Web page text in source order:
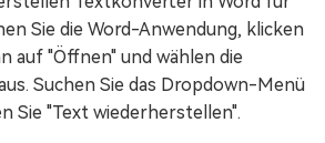
Sie die Word-Anwendung, klicken
auf "Öffnen" und wählen die
Suchen Sie das Dropdown-Menü
Sie "Text wiederherstellen".